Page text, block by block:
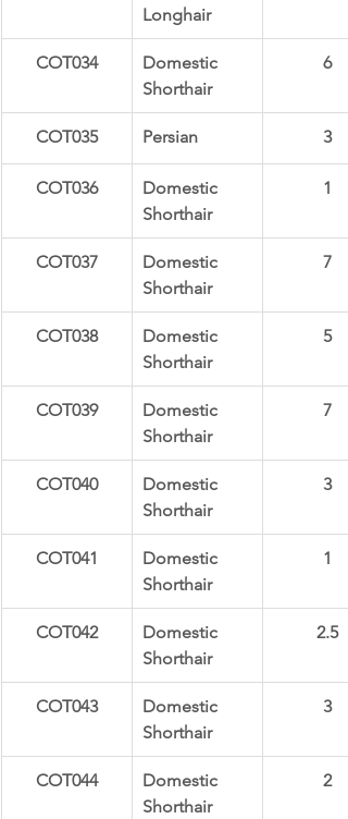
Longhair
COT034
Domestic
Shorthair
6
COT035 Persian 3
COT036
Domestic
Shorthair
1
COT037
Domestic
Shorthair
7
COT038
Domestic
Shorthair
5
COT039
Domestic
Shorthair
7
COT040
Domestic
Shorthair
3
COT041
Domestic
Shorthair
1
COT042
Domestic
Shorthair
2.5
COT043
Domestic
Shorthair
3
COT044
Domestic
Shorthair
2